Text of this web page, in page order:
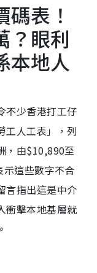
表！
？眼利
本地人
不少香港打工仔
工人工表」，列
，由$10,890至
這些數字不合
言指出這是中介
衝擊本地基層就